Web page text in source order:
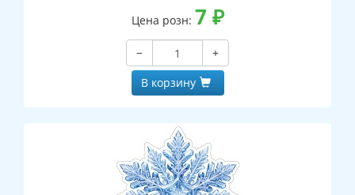
Цена розн: 7 ₽
−
+
В корзину